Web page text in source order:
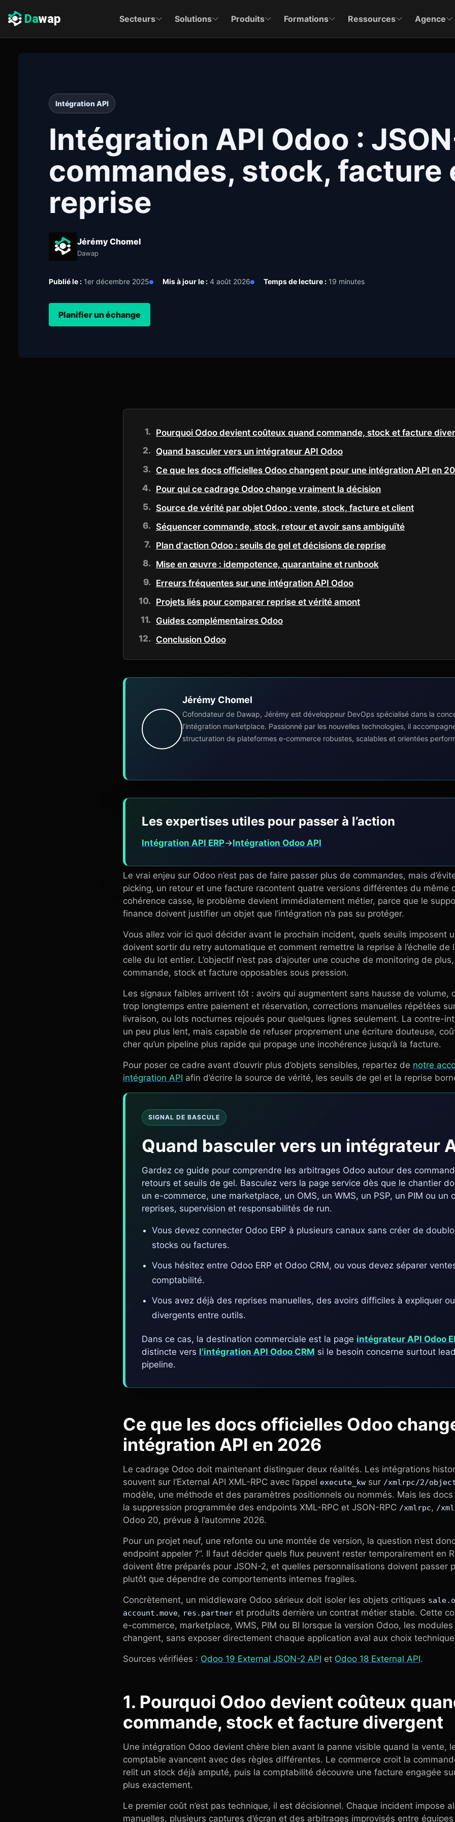
Dawap Secteurs Solutions Produits Formations Ressources Agence
Intégration API
Intégration API Odoo :
commandes, stock, facture
reprise
Jérémy Chomel
Dawap
Publié le : 1er décembre 2025 Mis à jour le : 4 août 2026 Temps de lecture : 19 minutes
Planifier un échange
Pourquoi Odoo devient coûteux quand commande, stock et facture
Quand basculer vers un intégrateur API Odoo
Ce que les docs officielles Odoo changent pour une intégration API en
Pour qui ce cadrage Odoo change vraiment la décision
Source de vérité par objet Odoo : vente, stock, facture et client
Séquencer commande, stock, retour et avoir sans ambiguïté
Plan d'action Odoo : seuils de gel et décisions de reprise
Mise en œuvre : idempotence, quarantaine et runbook
Erreurs fréquentes sur une intégration API Odoo
Projets liés pour comparer reprise et vérité amont
Guides complémentaires Odoo
Conclusion Odoo
Jérémy Chomel
Cofondateur de Dawap, Jérémy est développeur DevOps spécialisé dans la
l’intégration marketplace. Passionné par les nouvelles technologies, il
structuration de plateformes e-commerce robustes, scalables et orientées
Les expertises utiles pour passer à l’action
Intégration API ERP→Intégration Odoo API
Le vrai enjeu sur Odoo n’est pas de faire passer plus de commandes, mais
picking, un retour et une facture racontent quatre versions différentes du même
cohérence casse, le problème devient immédiatement métier, parce que le
finance doivent justifier un objet que l’intégration n’a pas su protéger.
Vous allez voir ici quoi décider avant le prochain incident, quels seuils imposent
doivent sortir du retry automatique et comment remettre la reprise à l’échelle de
celle du lot entier. L’objectif n’est pas d’ajouter une couche de monitoring de
commande, stock et facture opposables sous pression.
Les signaux faibles arrivent tôt : avoirs qui augmentent sans hausse de volume,
trop longtemps entre paiement et réservation, corrections manuelles répétées
livraison, ou lots nocturnes rejoués pour quelques lignes seulement. La contre-
un peu plus lent, mais capable de refuser proprement une écriture douteuse,
cher qu’un pipeline plus rapide qui propage une incohérence jusqu’à la facture.
Pour poser ce cadre avant d’ouvrir plus d’objets sensibles, repartez de notre
intégration API afin d’écrire la source de vérité, les seuils de gel et la reprise
SIGNAL DE BASCULE
Quand basculer vers un intégrateur
Gardez ce guide pour comprendre les arbitrages Odoo autour des
retours et seuils de gel. Basculez vers la page service dès que le chantier
un e-commerce, une marketplace, un OMS, un WMS, un PSP, un PIM ou un
reprises, supervision et responsabilités de run.
Vous devez connecter Odoo ERP à plusieurs canaux sans créer de
stocks ou factures.
Vous hésitez entre Odoo ERP et Odoo CRM, ou vous devez séparer
comptabilité.
Vous avez déjà des reprises manuelles, des avoirs difficiles à expliquer
divergents entre outils.
Dans ce cas, la destination commerciale est la page intégrateur API Odoo
distincte vers l’intégration API Odoo CRM si le besoin concerne surtout
pipeline.
Ce que les docs officielles Odoo
intégration API en 2026
Le cadrage Odoo doit maintenant distinguer deux réalités. Les intégrations
souvent sur l’External API XML-RPC avec l’appel execute_kw sur /xmlrpc/2/
modèle, une méthode et des paramètres positionnels ou nommés. Mais les
la suppression programmée des endpoints XML-RPC et JSON-RPC /xmlrpc, /
Odoo 20, prévue à l’automne 2026.
Pour un projet neuf, une refonte ou une montée de version, la question n’est
endpoint appeler ?”. Il faut décider quels flux peuvent rester temporairement en
doivent être préparés pour JSON-2, et quelles personnalisations doivent passer
plutôt que dépendre de comportements internes fragiles.
Concrètement, un middleware Odoo sérieux doit isoler les objets critiques
account.move, res.partner et produits derrière un contrat métier stable. Cette
e-commerce, marketplace, WMS, PIM ou BI lorsque la version Odoo, les
changent, sans exposer directement chaque application aval aux choix
Sources vérifiées : Odoo 19 External JSON-2 API et Odoo 18 External API.
1. Pourquoi Odoo devient coûteux
commande, stock et facture divergent
Une intégration Odoo devient chère bien avant la panne visible quand la vente,
comptable avancent avec des règles différentes. Le commerce croit la
relit un stock déjà amputé, puis la comptabilité découvre une facture engagée
plus exactement.
Le premier coût n’est pas technique, il est décisionnel. Chaque incident impose
manuelles, plusieurs captures d’écran et des arbitrages improvisés entre